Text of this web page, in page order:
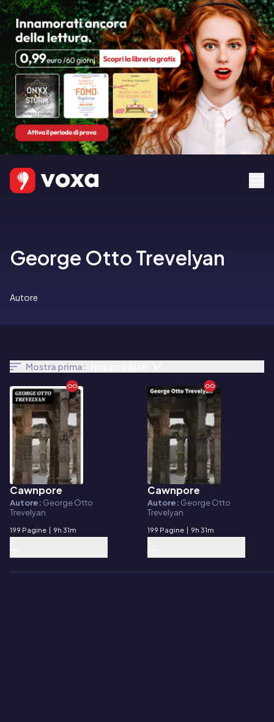
George Otto Trevelyan
Autore
Mostra prima:
E-book
Cawnpore
Autore: George Otto
Trevelyan
199 Pagine | 9h 31m
E-book
Cawnpore
Autore: George Otto
Trevelyan
199 Pagine | 9h 31m